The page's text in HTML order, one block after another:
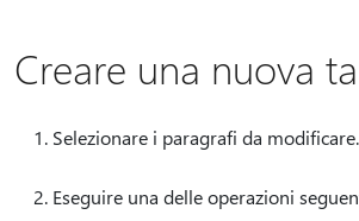
Creare una nuova
Selezionare i paragrafi da modificare.
Eseguire una delle operazioni